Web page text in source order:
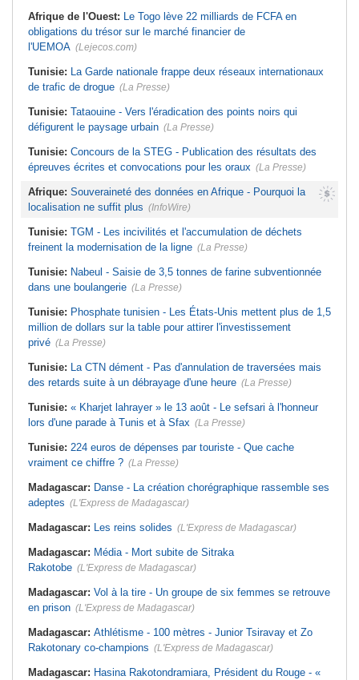
Afrique de l'Ouest: Le Togo lève 22 milliards de FCFA en
obligations du trésor sur le marché financier de
l'UEMOA (Lejecos.com)
Tunisie: La Garde nationale frappe deux réseaux internationaux
de trafic de drogue (La Presse)
Tunisie: Tataouine - Vers l'éradication des points noirs qui
défigurent le paysage urbain (La Presse)
Tunisie: Concours de la STEG - Publication des résultats des
épreuves écrites et convocations pour les oraux (La Presse)
Afrique: Souveraineté des données en Afrique - Pourquoi la
localisation ne suffit plus (InfoWire)
Tunisie: TGM - Les incivilités et l'accumulation de déchets
freinent la modernisation de la ligne (La Presse)
Tunisie: Nabeul - Saisie de 3,5 tonnes de farine subventionnée
dans une boulangerie (La Presse)
Tunisie: Phosphate tunisien - Les États-Unis mettent plus de 1,5
million de dollars sur la table pour attirer l'investissement
privé (La Presse)
Tunisie: La CTN dément - Pas d'annulation de traversées mais
des retards suite à un débrayage d'une heure (La Presse)
Tunisie: « Kharjet lahrayer » le 13 août - Le sefsari à l'honneur
lors d'une parade à Tunis et à Sfax (La Presse)
Tunisie: 224 euros de dépenses par touriste - Que cache
vraiment ce chiffre ? (La Presse)
Madagascar: Danse - La création chorégraphique rassemble ses
adeptes (L'Express de Madagascar)
Madagascar: Les reins solides (L'Express de Madagascar)
Madagascar: Média - Mort subite de Sitraka
Rakotobe (L'Express de Madagascar)
Madagascar: Vol à la tire - Un groupe de six femmes se retrouve
en prison (L'Express de Madagascar)
Madagascar: Athlétisme - 100 mètres - Junior Tsiravay et Zo
Rakotonary co-champions (L'Express de Madagascar)
Madagascar: Hasina Rakotondramiara, Président du Rouge - «